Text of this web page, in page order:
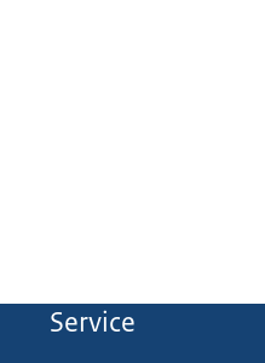
Service